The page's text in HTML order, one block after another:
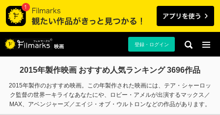
映画 登録・ログイン
2015年製作映画 おすすめ人気ランキング 3696作品
2015年製作のおすすめ映画。この年製作された映画には、テア・シャーロッ
ク監督の世界一キライなあなたにや、ロビー・アメルが出演するマックス／
MAX、アベンジャーズ／エイジ・オブ・ウルトロンなどの作品があります。